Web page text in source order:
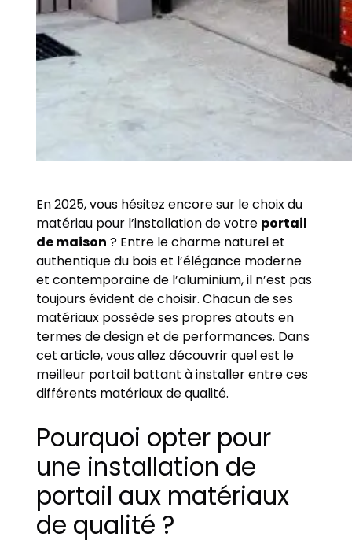
En 2025, vous hésitez encore sur le choix du
matériau pour l’installation de votre portail
de maison ? Entre le charme naturel et
authentique du bois et l’élégance moderne
et contemporaine de l’aluminium, il n’est pas
toujours évident de choisir. Chacun de ses
matériaux possède ses propres atouts en
termes de design et de performances. Dans
cet article, vous allez découvrir quel est le
meilleur portail battant à installer entre ces
différents matériaux de qualité.
Pourquoi opter pour
une installation de
portail aux matériaux
de qualité ?